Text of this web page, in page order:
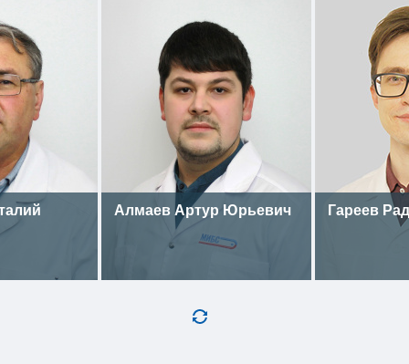
Алмаев Артур Юрьевич Гареев